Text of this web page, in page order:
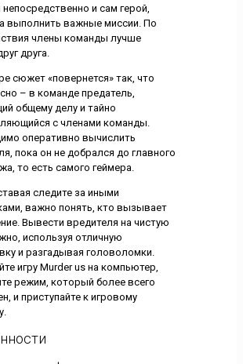
и сам герой,
выполнить важные миссии. По
члены команды лучше
друга.
сюжет «повернется» так, что
– в команде предатель,
общему делу и тайно
с членами команды.
оперативно вычислить
пока он не добрался до главного
то есть самого геймера.
следите за иными
важно понять, кто вызывает
Вывести вредителя на чистую
используя отличную
и разгадывая головоломки.
игру Murder us на компьютер,
режим, который более всего
и приступайте к игровому